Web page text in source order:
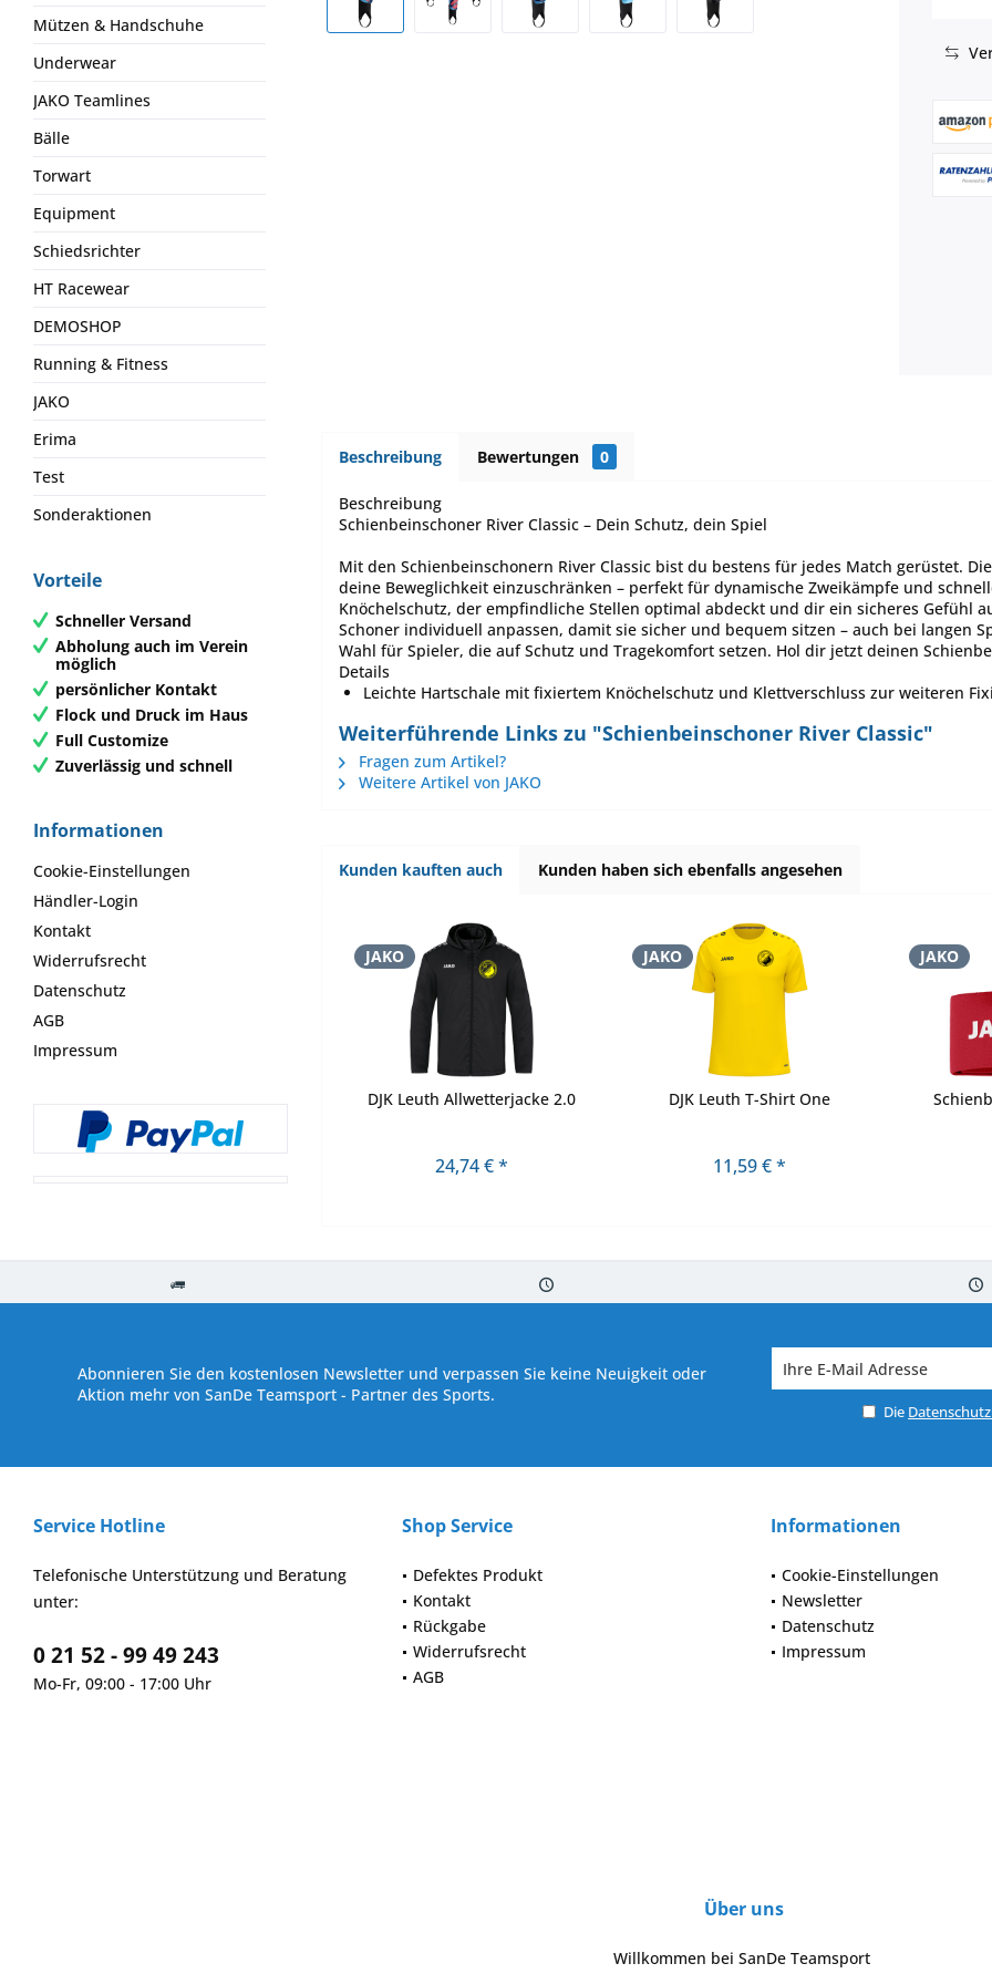
Mützen & Handschuhe
Underwear
JAKO Teamlines
Bälle
Torwart
Equipment
Schiedsrichter
HT Racewear
DEMOSHOP
Running & Fitness
JAKO
Erima
Test
Sonderaktionen
Vorteile
Schneller Versand
Abholung auch im Verein
möglich
persönlicher Kontakt
Flock und Druck im Haus
Full Customize
Zuverlässig und schnell
Informationen
Cookie-Einstellungen
Händler-Login
Kontakt
Widerrufsrecht
Datenschutz
AGB
Impressum
Beschreibung Bewertungen 0
Beschreibung
Schienbeinschoner River Classic – Dein Schutz, dein Spiel
Mit den Schienbeinschonern River Classic bist du bestens für jedes Match gerüstet.
deine Beweglichkeit einzuschränken – perfekt für dynamische Zweikämpfe und
Knöchelschutz, der empfindliche Stellen optimal abdeckt und dir ein sicheres Gefühl
Schoner individuell anpassen, damit sie sicher und bequem sitzen – auch bei langen
Wahl für Spieler, die auf Schutz und Tragekomfort setzen. Hol dir jetzt deinen
Details
Leichte Hartschale mit fixiertem Knöchelschutz und Klettverschluss zur weiteren
Weiterführende Links zu "Schienbeinschoner River Classic"
Fragen zum Artikel?
Weitere Artikel von JAKO
Kunden kauften auch Kunden haben sich ebenfalls angesehen
JAKO
DJK Leuth Allwetterjacke 2.0
24,74 € *
JAKO
DJK Leuth T-Shirt One
11,59 € *
JAKO
Abonnieren Sie den kostenlosen Newsletter und verpassen Sie keine Neuigkeit oder
Aktion mehr von SanDe Teamsport - Partner des Sports.
Die
Service Hotline
Telefonische Unterstützung und Beratung
unter:
0 21 52 - 99 49 243
Mo-Fr, 09:00 - 17:00 Uhr
Shop Service
Defektes Produkt
Kontakt
Rückgabe
Widerrufsrecht
AGB
Informationen
Cookie-Einstellungen
Newsletter
Datenschutz
Impressum
Über uns
Willkommen bei SanDe Teamsport